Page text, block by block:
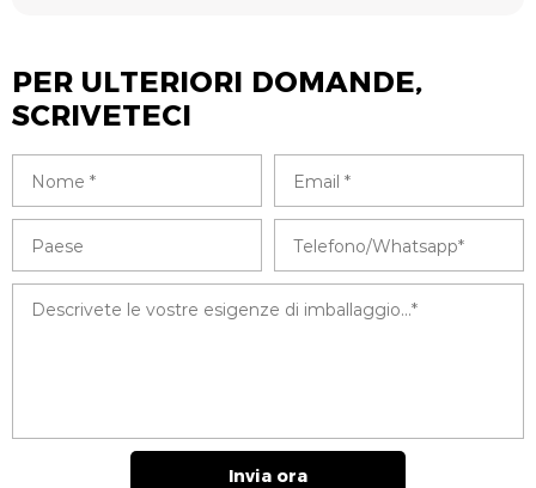
PER ULTERIORI DOMANDE,
SCRIVETECI
Invia ora